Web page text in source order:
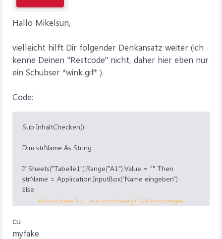
Hallo Mikelsun,
vielleicht hilft Dir folgender Denkansatz weiter (ich
kenne Deinen "Restcode" nicht, daher hier eben nur
ein Schubser *wink.gif* ).
Code:
Sub InhaltChecken()
Dim strName As String
If Sheets("Tabelle1").Range("A1").Value = "" Then
strName = Application.InputBox("Name eingeben")
Else
Exit Sub
MsgBox strName
Klicke in dieses Feld, um es in vollständiger Größe anzuzeigen.
cu
myfake